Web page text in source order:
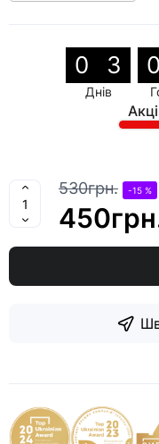
0 3
Днів
0
530грн. -15 %